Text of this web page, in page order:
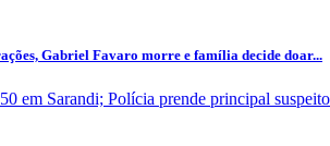
Gabriel Favaro morre e família decide doar...